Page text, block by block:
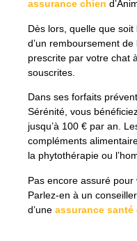
assurance chien
Dès lors, quelle que
d’un remboursement
prescrite par votre chat
souscrites.
Dans ses forfaits
Sérénité, vous
jusqu’à 100 € par an.
compléments
la phytothérapie ou
Pas encore assuré
Parlez-en à un
d’une assurance santé